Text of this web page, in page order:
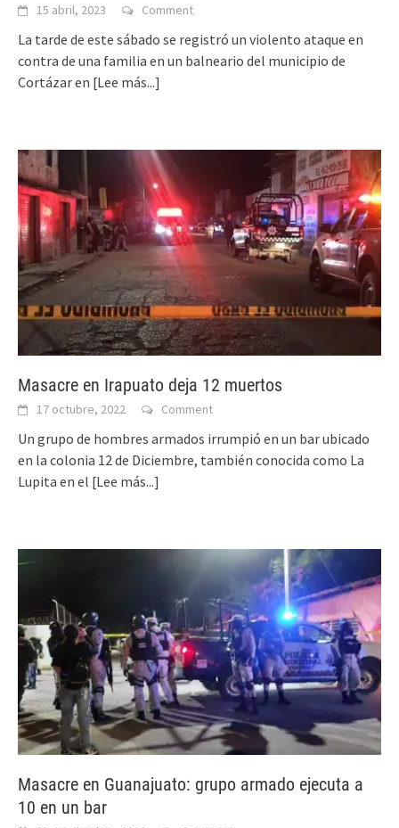
15 abril, 2023 Comment
La tarde de este sábado se registró un violento ataque en
contra de una familia en un balneario del municipio de
Cortázar en [Lee más...]
Masacre en Irapuato deja 12 muertos
17 octubre, 2022 Comment
Un grupo de hombres armados irrumpió en un bar ubicado
en la colonia 12 de Diciembre, también conocida como La
Lupita en el [Lee más...]
Masacre en Guanajuato: grupo armado ejecuta a
10 en un bar